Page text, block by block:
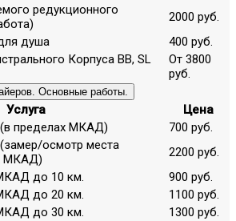
редукционного
2000 руб.
душа
400 руб.
Корпуса ВВ, SL
От 3800
руб.
Основные работы.
Услуга
Цена
пределах МКАД)
700 руб.
осмотр места
МКАД)
2200 руб.
до 10 км.
900 руб.
до 20 км.
1100 руб.
до 30 км.
1300 руб.